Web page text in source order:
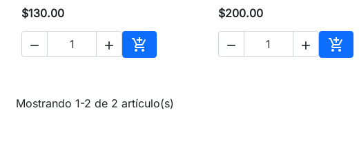
$130.00
  
Añadir al carrito
$200.00
  
Mostrando 1-2 de 2 artículo(s)